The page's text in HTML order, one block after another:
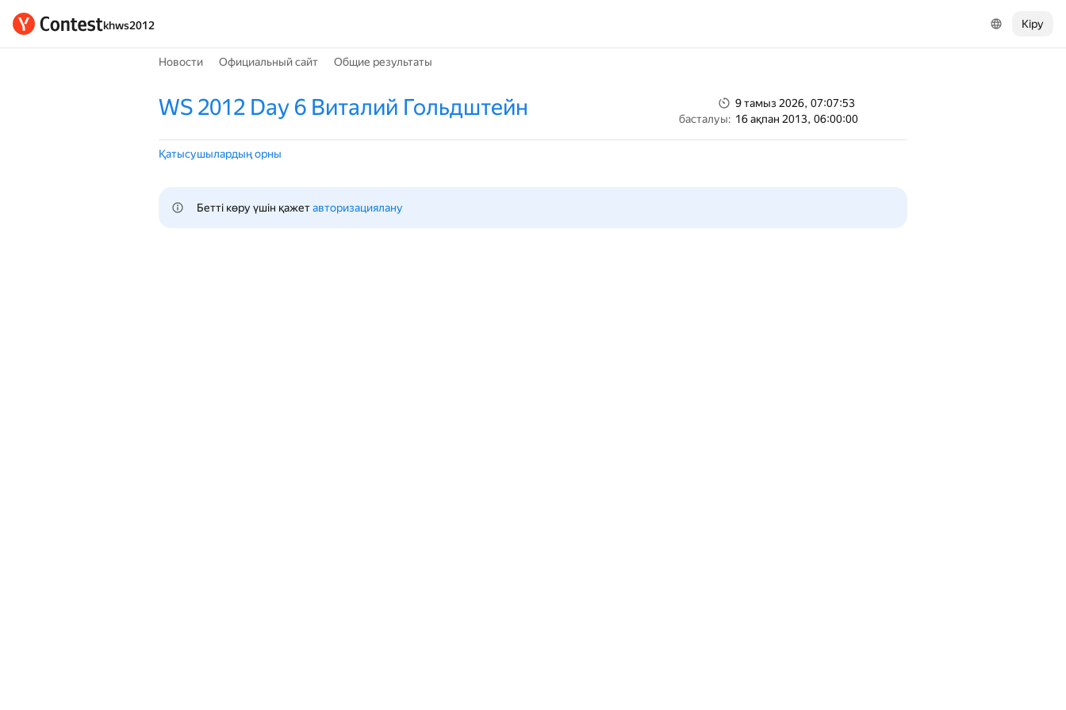
khws2012 Кіру
Новости Официальный сайт Общие результаты
WS 2012 Day 6 Виталий Гольдштейн
9 тамыз 2026, 07:07:53
басталуы: 16 ақпан 2013, 06:00:00
Қатысушылардың орны
Бетті көру үшін қажет авторизациялану